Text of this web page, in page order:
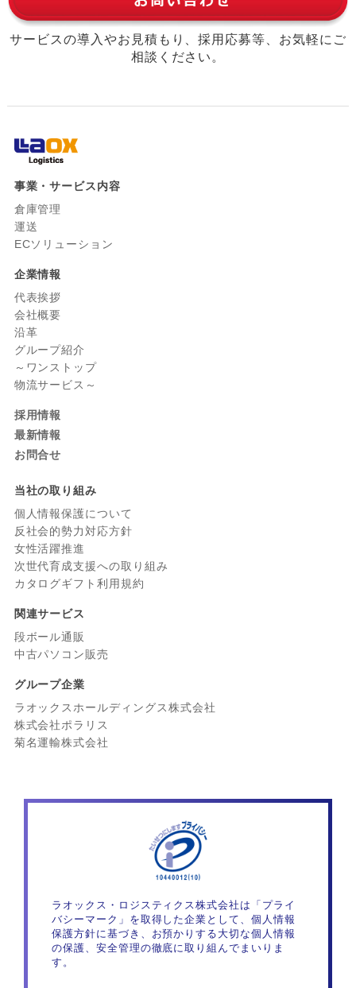
サービスの導入やお見積もり、採用応募等、お気軽にご
相談ください。
事業・サービス内容
倉庫管理
運送
ECソリューション
企業情報
代表挨拶
会社概要
沿革
グループ紹介
～ワンストップ
物流サービス～
採用情報
最新情報
お問合せ
当社の取り組み
個人情報保護について
反社会的勢力対応方針
女性活躍推進
次世代育成支援への取り組み
カタログギフト利用規約
関連サービス
段ボール通販
中古パソコン販売
グループ企業
ラオックスホールディングス株式会社
株式会社ポラリス
菊名運輸株式会社
ラオックス・ロジスティクス株式会社は「プライ
バシーマーク」を取得した企業として、個人情報
保護方針に基づき、お預かりする大切な個人情報
の保護、安全管理の徹底に取り組んでまいりま
す。